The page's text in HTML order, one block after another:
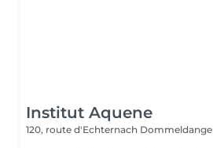
Institut Aquene
120, route d'Echternach Dommeldange